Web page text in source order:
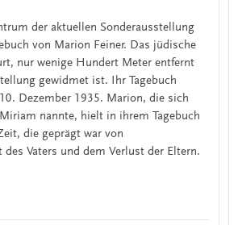
der aktuellen Sonderausstellung
von Marion Feiner. Das jüdische
nur wenige Hundert Meter entfernt
gewidmet ist. Ihr Tagebuch
Dezember 1935. Marion, die sich
nannte, hielt in ihrem Tagebuch
die geprägt war von
Vaters und dem Verlust der Eltern.